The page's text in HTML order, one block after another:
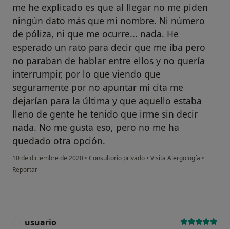
me he explicado es que al llegar no me piden
ningún dato más que mi nombre. Ni número
de póliza, ni que me ocurre... nada. He
esperado un rato para decir que me iba pero
no paraban de hablar entre ellos y no quería
interrumpir, por lo que viendo que
seguramente por no apuntar mi cita me
dejarían para la última y que aquello estaba
lleno de gente he tenido que irme sin decir
nada. No me gusta eso, pero no me ha
quedado otra opción.
10 de diciembre de 2020 • Consultorio privado • Visita Alergología •
en opinión del usuario M
Reportar
usuario